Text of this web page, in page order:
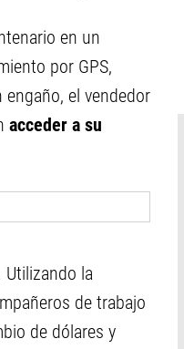
en un
por GPS,
el vendedor
acceder a su
Utilizando la
de trabajo
de dólares y